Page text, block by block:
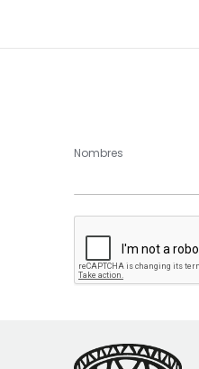
Nombres